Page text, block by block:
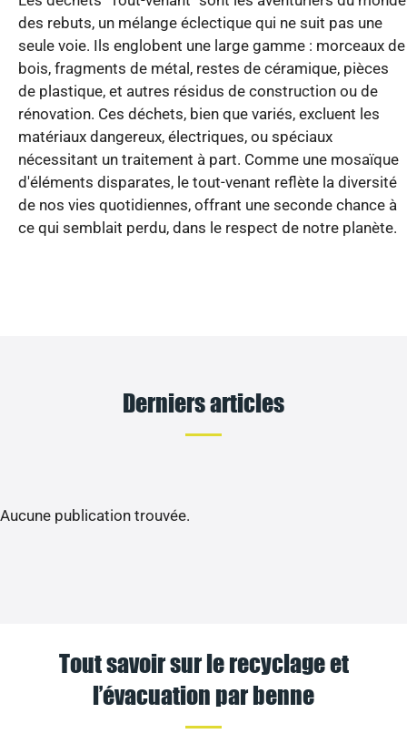
des rebuts, un mélange éclectique qui ne suit pas une
seule voie. Ils englobent une large gamme : morceaux de
bois, fragments de métal, restes de céramique, pièces
de plastique, et autres résidus de construction ou de
rénovation. Ces déchets, bien que variés, excluent les
matériaux dangereux, électriques, ou spéciaux
nécessitant un traitement à part. Comme une mosaïque
d'éléments disparates, le tout-venant reflète la diversité
de nos vies quotidiennes, offrant une seconde chance à
ce qui semblait perdu, dans le respect de notre planète.
Derniers articles
Aucune publication trouvée.
Tout savoir sur le recyclage et
l’évacuation par benne